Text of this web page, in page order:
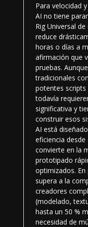
Para velocidad
AI no tiene
Rig Universal
reduce
horas o días a
afirmación que
pruebas.
tradicionales
potentes
todavía
significativa y
construir esos
AI está
eficiencia
convierte en la
prototipado
optimizados.
supera a la
creadores
(modelado,
hasta un 50 %
necesidad de